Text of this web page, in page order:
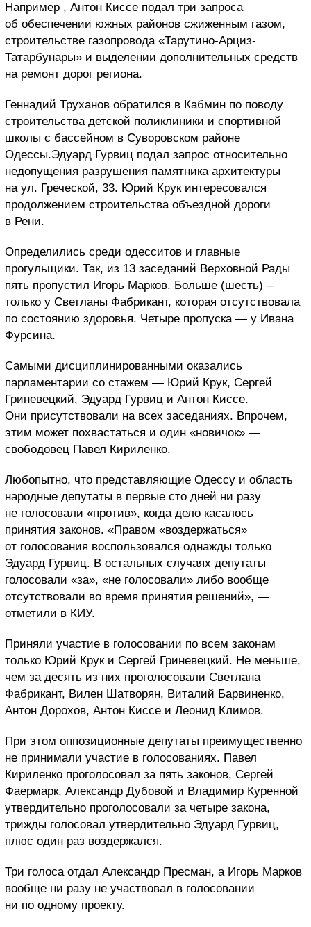
Например , Антон Киссе подал три запроса
об обеспечении южных районов сжиженным газом,
строительстве газопровода «Тарутино-Арциз-
Татарбунары» и выделении дополнительных средств
на ремонт дорог региона.
Геннадий Труханов обратился в Кабмин по поводу
строительства детской поликлиники и спортивной
школы с бассейном в Суворовском районе
Одессы.Эдуард Гурвиц подал запрос относительно
недопущения разрушения памятника архитектуры
на ул. Греческой, 33. Юрий Крук интересовался
продолжением строительства объездной дороги
в Рени.
Определились среди одесситов и главные
прогульщики. Так, из 13 заседаний Верховной Рады
пять пропустил Игорь Марков. Больше (шесть) –
только у Светланы Фабрикант, которая отсутствовала
по состоянию здоровья. Четыре пропуска — у Ивана
Фурсина.
Самыми дисциплинированными оказались
парламентарии со стажем — Юрий Крук, Сергей
Гриневецкий, Эдуард Гурвиц и Антон Киссе.
Они присутствовали на всех заседаниях. Впрочем,
этим может похвастаться и один «новичок» —
свободовец Павел Кириленко.
Любопытно, что представляющие Одессу и область
народные депутаты в первые сто дней ни разу
не голосовали «против», когда дело касалось
принятия законов. «Правом «воздержаться»
от голосования воспользовался однажды только
Эдуард Гурвиц. В остальных случаях депутаты
голосовали «за», «не голосовали» либо вообще
отсутствовали во время принятия решений», —
отметили в КИУ.
Приняли участие в голосовании по всем законам
только Юрий Крук и Сергей Гриневецкий. Не меньше,
чем за десять из них проголосовали Светлана
Фабрикант, Вилен Шатворян, Виталий Барвиненко,
Антон Дорохов, Антон Киссе и Леонид Климов.
При этом оппозиционные депутаты преимущественно
не принимали участие в голосованиях. Павел
Кириленко проголосовал за пять законов, Сергей
Фаермарк, Александр Дубовой и Владимир Куренной
утвердительно проголосовали за четыре закона,
трижды голосовал утвердительно Эдуард Гурвиц,
плюс один раз воздержался.
Три голоса отдал Александр Пресман, а Игорь Марков
вообще ни разу не участвовал в голосовании
ни по одному проекту.